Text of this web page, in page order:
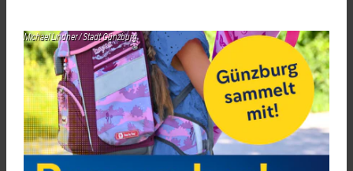
Michael Lindner / Stadt Günzburg